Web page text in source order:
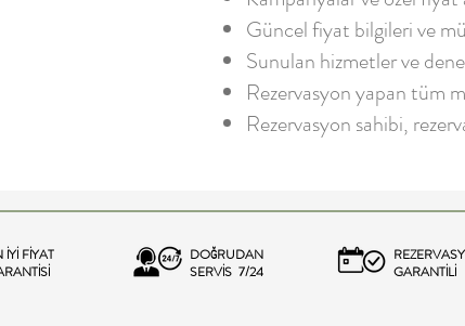
Güncel fiyat bilgileri ve
Sunulan hizmetler ve
Rezervasyon yapan tüm
Rezervasyon sahibi,
İYİ FİYAT
DOĞRUDAN
SERVİS 7/24
GARANTİLİ